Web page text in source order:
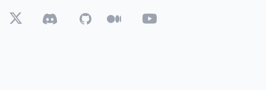
Twitter Discord Github Medium Youtube